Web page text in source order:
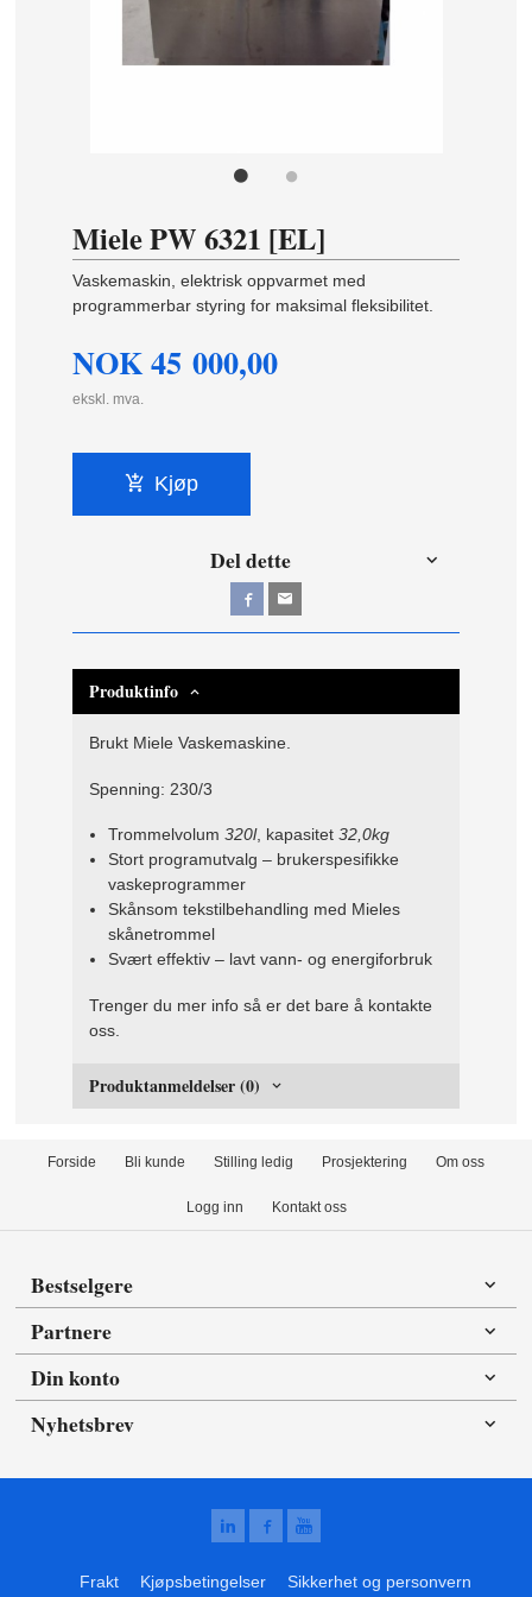
Miele PW 6321 [EL]
Vaskemaskin, elektrisk oppvarmet med
programmerbar styring for maksimal fleksibilitet.
NOK45 000,00
ekskl. mva.
Kjøp
Del dette
Produktinfo
Brukt Miele Vaskemaskine.
Spenning: 230/3
Trommelvolum 320l, kapasitet 32,0kg
Stort programutvalg – brukerspesifikke
vaskeprogrammer
Skånsom tekstilbehandling med Mieles
skånetrommel
Svært effektiv – lavt vann- og energiforbruk
Trenger du mer info så er det bare å kontakte
oss.
Produktanmeldelser (0)
Forside Bli kunde Stilling ledig Prosjektering Om oss
Logg inn Kontakt oss
Bestselgere
Partnere
Din konto
Nyhetsbrev
Frakt Kjøpsbetingelser Sikkerhet og personvern